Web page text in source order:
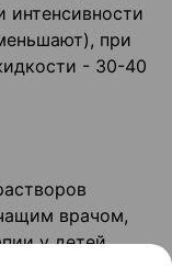
интенсивности
при
- 30-40
врачом,
у детей.